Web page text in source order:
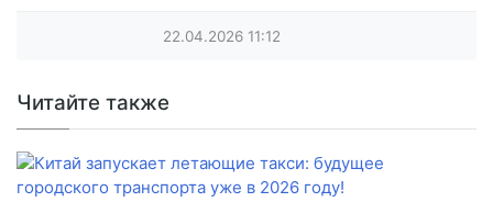
22.04.2026 11:12
Читайте также